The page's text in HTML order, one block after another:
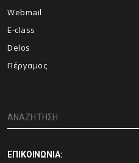
Webmail
E-class
Delos
Πέργαμος
ΕΠΙΚΟΙΝΩΝΙΑ: